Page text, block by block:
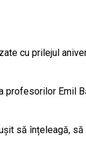
cu prilejul
Emil
să înțeleagă,